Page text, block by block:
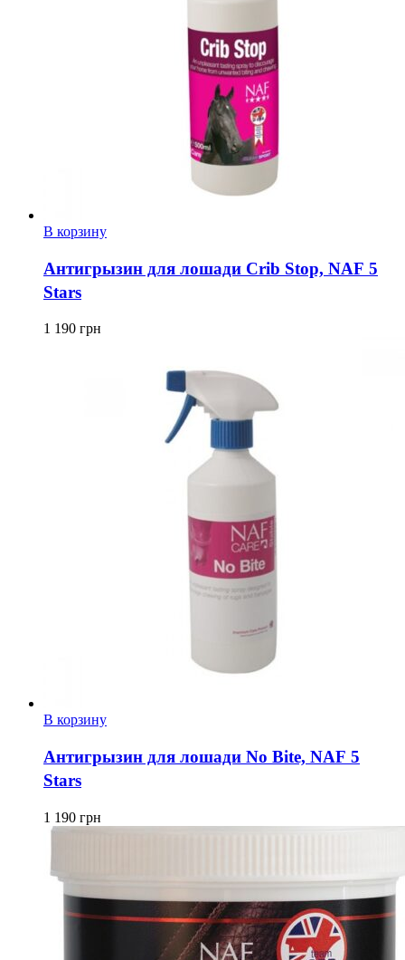
В корзину
Антигрызин для лошади Crib Stop, NAF 5
Stars
1 190 грн
В корзину
Антигрызин для лошади No Bite, NAF 5
Stars
1 190 грн